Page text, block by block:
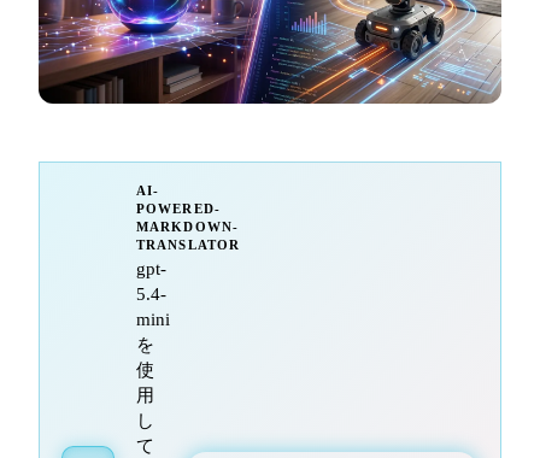
AI-
POWERED-
MARKDOWN-
TRANSLATOR
gpt-
5.4-
mini
を
使
用
し
て